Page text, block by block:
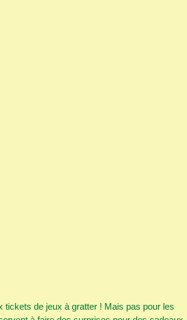
tickets de jeux à gratter ! Mais pas pour les